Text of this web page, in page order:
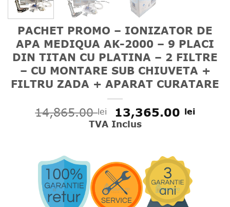
PACHET PROMO – IONIZATOR DE
APA MEDIQUA AK-2000 – 9 PLACI
DIN TITAN CU PLATINA – 2 FILTRE
– CU MONTARE SUB CHIUVETA +
FILTRU ZADA + APARAT CURATARE
14,865.00lei Prețul
inițial
14,865.00 lei.
13,365.00 lei
TVA Inclus